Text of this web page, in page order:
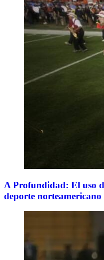
A Profundidad: El uso
deporte norteamericano